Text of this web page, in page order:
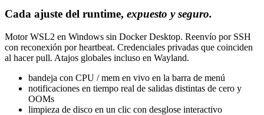
Cada ajuste del runtime, expuesto y seguro.
Motor WSL2 en Windows sin Docker Desktop. Reenvío por SSH
con reconexión por heartbeat. Credenciales privadas que coinciden
al hacer pull. Atajos globales incluso en Wayland.
bandeja con CPU / mem en vivo en la barra de menú
notificaciones en tiempo real de salidas distintas de cero y
OOMs
limpieza de disco en un clic con desglose interactivo